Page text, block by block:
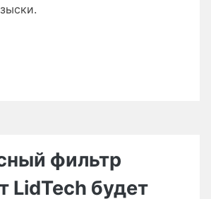
фильтр
LidTech будет